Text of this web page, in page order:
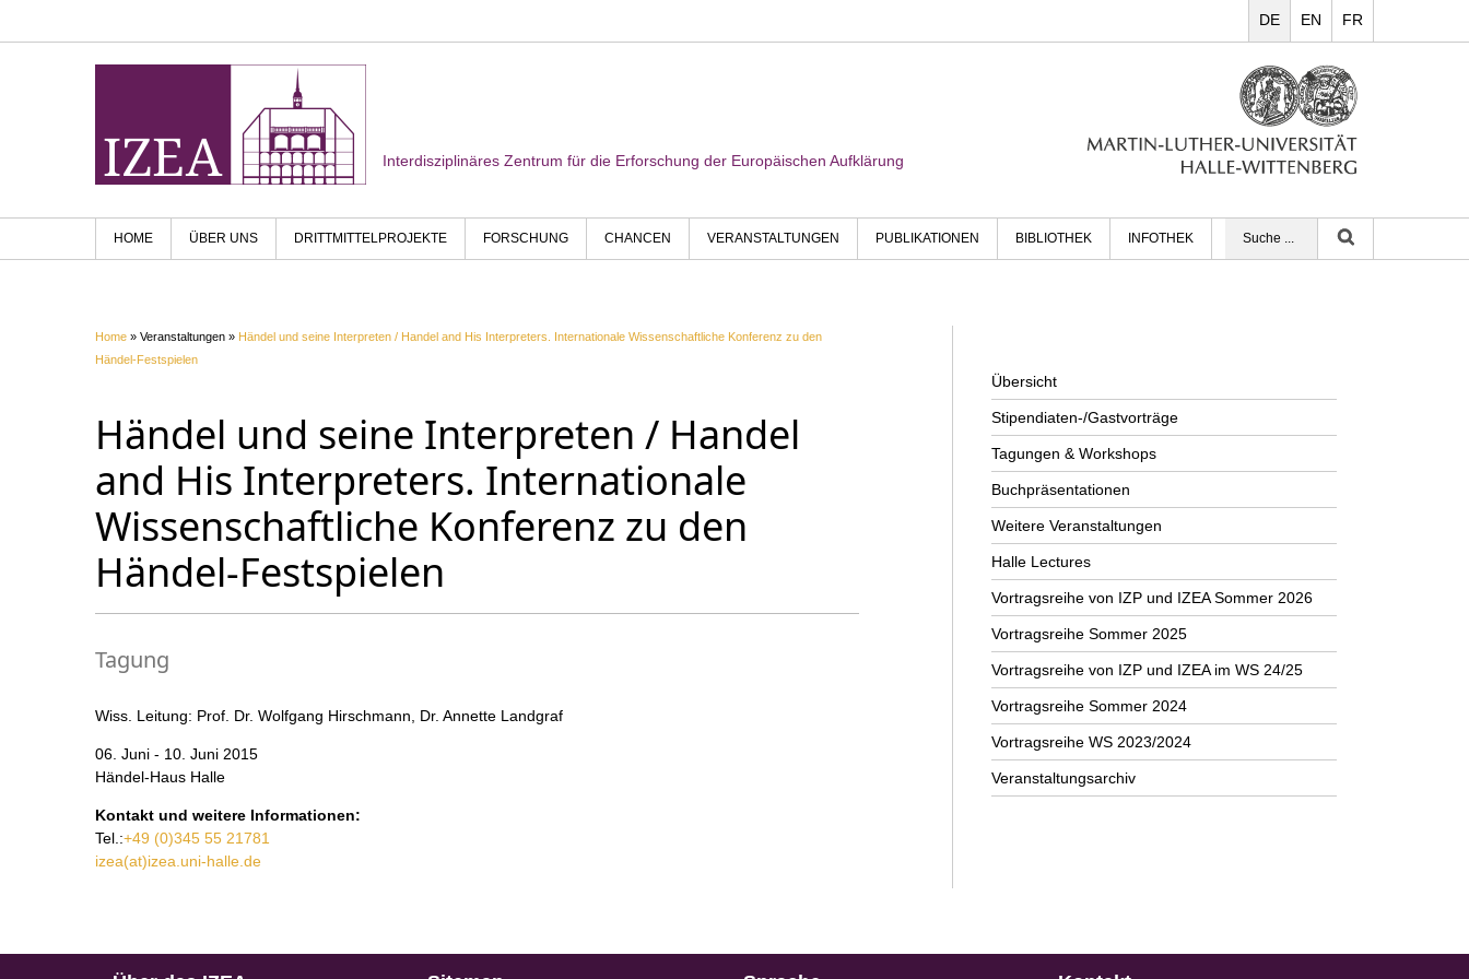
FR
EN
DE
Interdisziplinäres Zentrum für die Erforschung der Europäischen Aufklärung
HOME ÜBER UNS DRITTMITTELPROJEKTE FORSCHUNG CHANCEN VERANSTALTUNGEN PUBLIKATIONEN BIBLIOTHEK INFOTHEK
Home » Veranstaltungen » Händel und seine Interpreten / Handel and His Interpreters. Internationale Wissenschaftliche Konferenz zu den
Händel-Festspielen
Händel und seine Interpreten / Handel
and His Interpreters. Internationale
Wissenschaftliche Konferenz zu den
Händel-Festspielen
Tagung
Wiss. Leitung: Prof. Dr. Wolfgang Hirschmann, Dr. Annette Landgraf
06. Juni - 10. Juni 2015
Händel-Haus Halle
Kontakt und weitere Informationen:
Tel.:+49 (0)345 55 21781
izea(at)izea.uni-halle.de
Übersicht
Stipendiaten-/Gastvorträge
Tagungen & Workshops
Buchpräsentationen
Weitere Veranstaltungen
Halle Lectures
Vortragsreihe von IZP und IZEA Sommer 2026
Vortragsreihe Sommer 2025
Vortragsreihe von IZP und IZEA im WS 24/25
Vortragsreihe Sommer 2024
Vortragsreihe WS 2023/2024
Veranstaltungsarchiv